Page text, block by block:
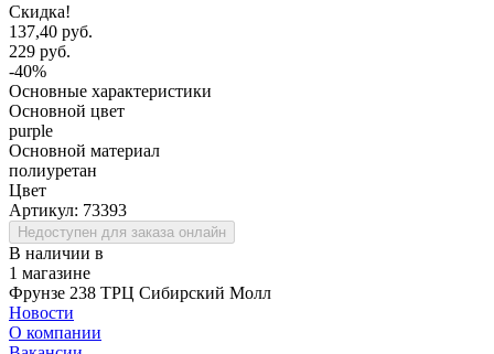
Скидка!
137,40 руб.
229 руб.
-40%
Основные характеристики
Основной цвет
purple
Основной материал
полиуретан
Цвет
Артикул: 73393
Недоступен для заказа онлайн
В наличии в
1 магазине
Фрунзе 238 ТРЦ Сибирский Молл
Новости
О компании